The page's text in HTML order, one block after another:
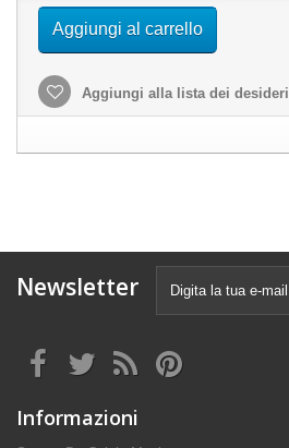
Aggiungi al carrello
Aggiungi alla lista dei desideri
Newsletter
Informazioni